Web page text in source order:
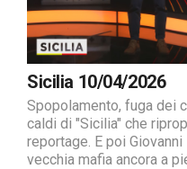
Sicilia 10/04/2026
Spopolamento, fuga dei
caldi di "Sicilia" che
reportage. E poi
vecchia mafia ancora a